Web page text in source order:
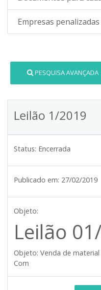
Empresas penalizadas
PESQUISA AVANÇADA
Leilão 1/2019
Status: Encerrada
Publicado em: 27/02/2019
Objeto:
Leilão
Objeto: Venda de
Com